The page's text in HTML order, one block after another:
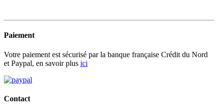
Paiement
Votre paiement est sécurisé par la banque française Crédit du Nord
et Paypal, en savoir plus ici
Contact